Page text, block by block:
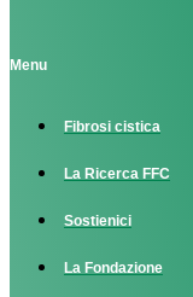
Menu
Fibrosi cistica
La Ricerca FFC
Sostienici
La Fondazione